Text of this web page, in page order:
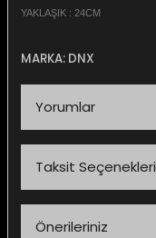
YAKLAŞIK : 24CM
MARKA: DNX
Yorumlar
Taksit Seçenekleri
Önerileriniz